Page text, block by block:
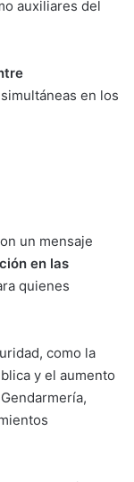
auxiliares del
en los
un mensaje
en las
quienes
como la
y el aumento